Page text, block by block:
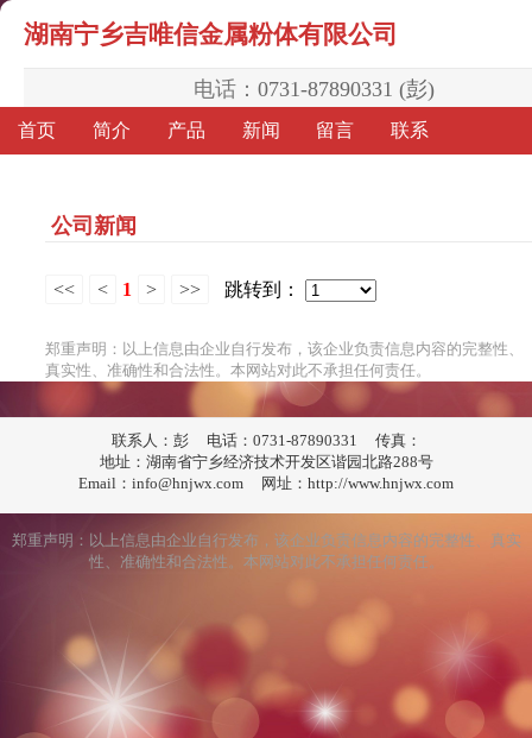
湖南宁乡吉唯信金属粉体有限公司
电话： 0731-87890331 (彭)
首页 简介 产品 新闻 留言 联系
公司新闻
<< < 1 > >> 跳转到：
郑重声明：以上信息由企业自行发布，该企业负责信息内容的完整性、
真实性、准确性和合法性。本网站对此不承担任何责任。
联系人：彭 电话：0731-87890331
传真：
地址：湖南省宁乡经济技术开发区谐园北路288号
Email：info@hnjwx.com
网址：http://www.hnjwx.com
郑重声明：以上信息由企业自行发布，该企业负责信息内容的完整性、真实
性、准确性和合法性。本网站对此不承担任何责任。